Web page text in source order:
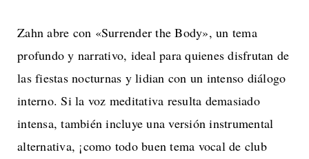
Zahn abre con «Surrender the Body», un tema
profundo y narrativo, ideal para quienes disfrutan de
las fiestas nocturnas y lidian con un intenso diálogo
interno. Si la voz meditativa resulta demasiado
intensa, también incluye una versión instrumental
alternativa, ¡como todo buen tema vocal de club